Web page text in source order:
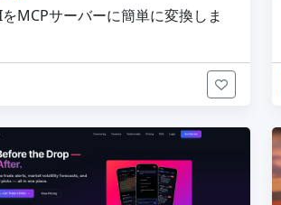
をMCPサーバーに簡単に変換しま